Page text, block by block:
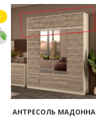
АНТРЕСОЛЬ МАДОННА